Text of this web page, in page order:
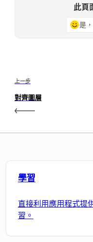
此頁
是
上一步
對齊圖層
學習
直接利用應用程式提
習。